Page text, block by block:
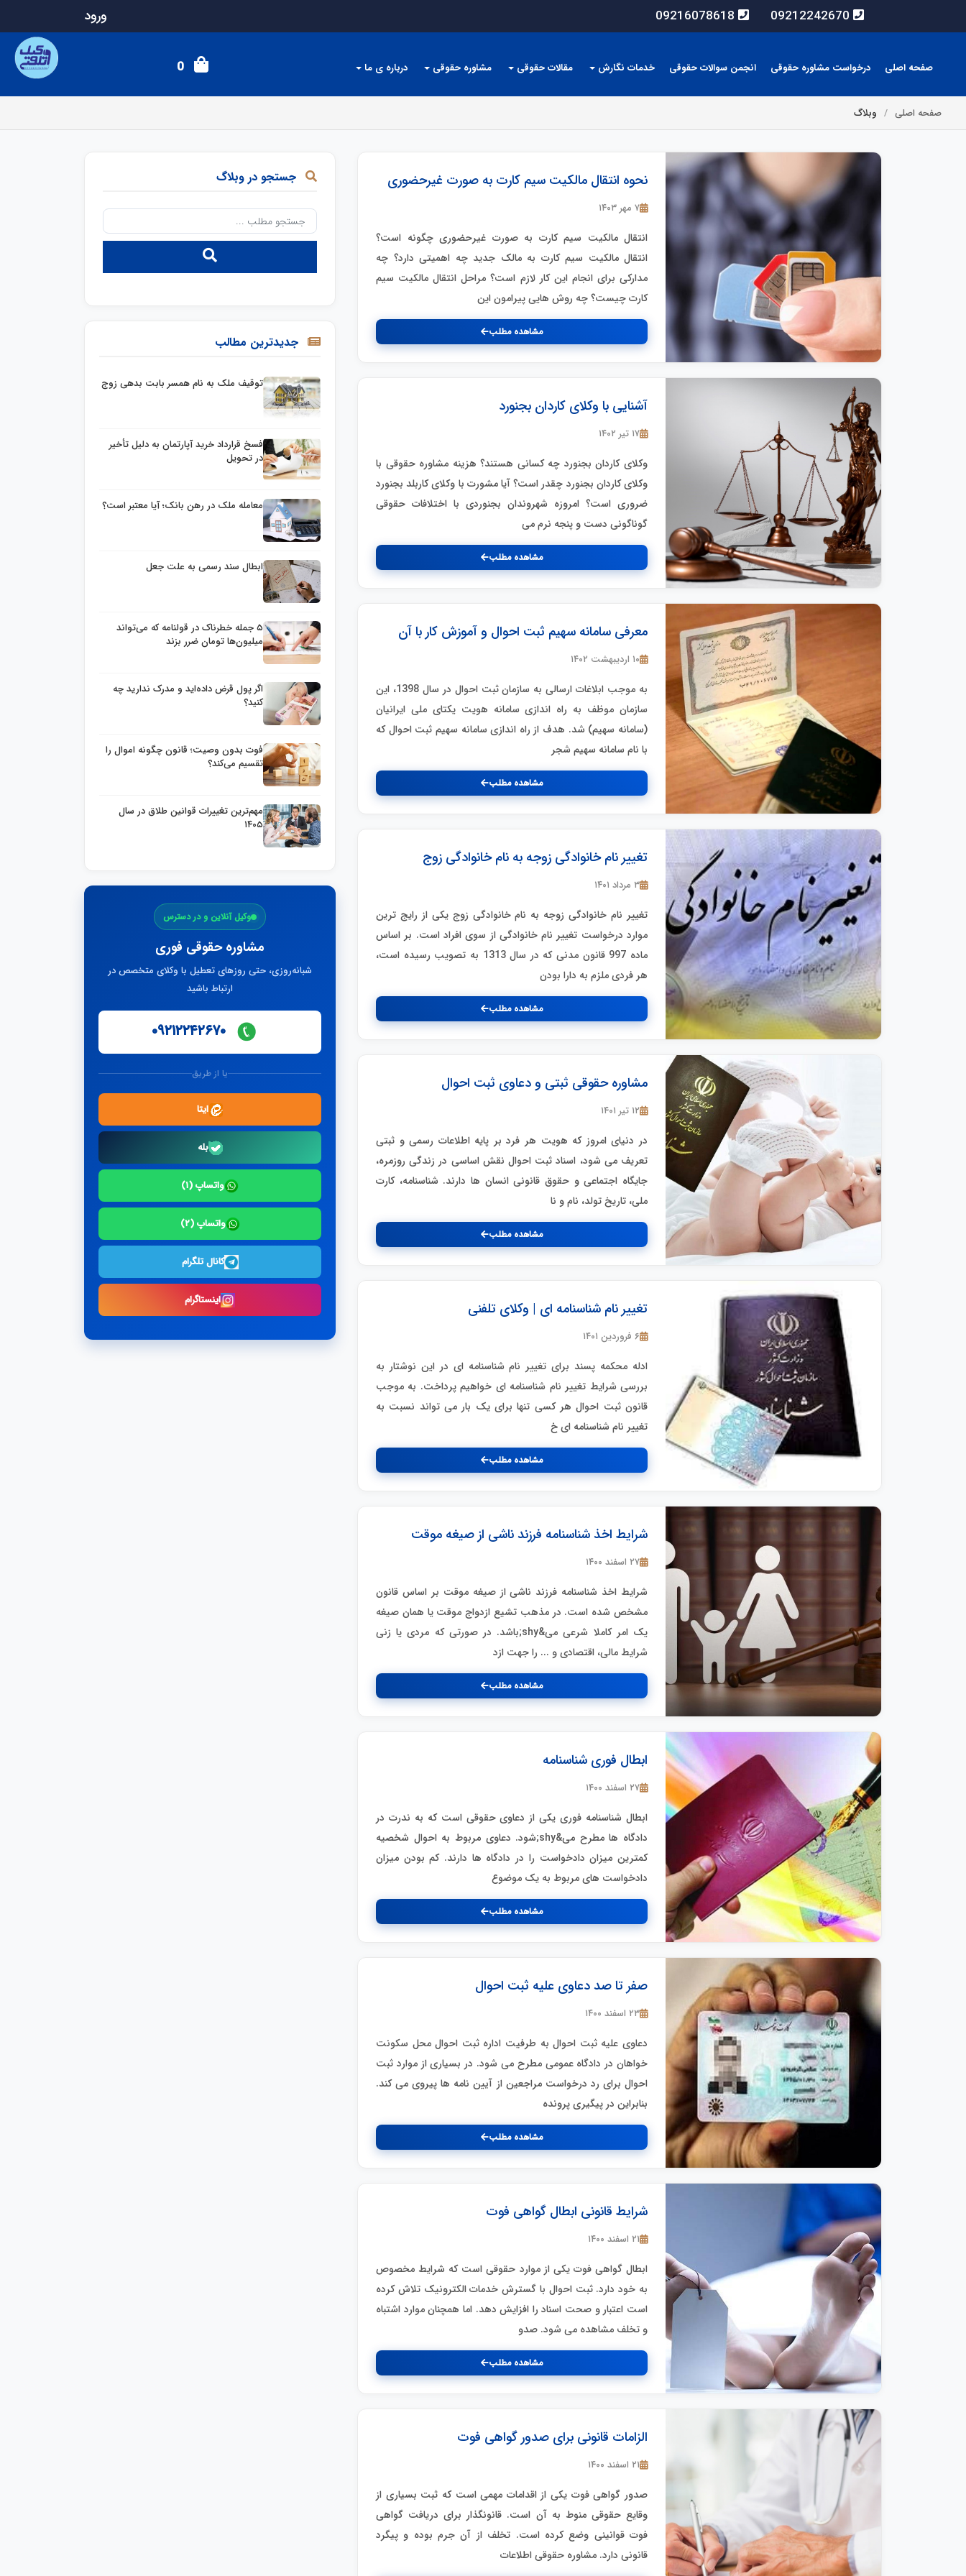
09212242670
09216078618 ورود
صفحه اصلی درخواست مشاوره حقوقی انجمن سوالات حقوقی خدمات نگارش مقالات حقوقی مشاوره حقوقی درباره ی ما 0
صفحه اصلی وبلاگ
نحوه انتقال مالکیت سیم کارت به صورت غیرحضوری
۷ مهر ۱۴۰۳
انتقال مالکیت سیم کارت به صورت غیرحضوری چگونه است؟
انتقال مالکیت سیم کارت به مالک جدید چه اهمیتی دارد؟ چه
مدارکی برای انجام این کار لازم است؟ مراحل انتقال مالکیت سیم
کارت چیست؟ چه روش هایی پیرامون این
مشاهده مطلب
آشنایی با وکلای کاردان بجنورد
۱۷ تیر ۱۴۰۲
وکلای کاردان بجنورد چه کسانی هستند؟ هزینه مشاوره حقوقی با
وکلای کاردان بجنورد چقدر است؟ آیا مشورت با وکلای کاربلد بجنورد
ضروری است؟ امروزه شهروندان بجنوردی با اختلافات حقوقی
گوناگونی دست و پنجه نرم می
مشاهده مطلب
معرفی سامانه سهیم ثبت احوال و آموزش کار با آن
۱۰ اردیبهشت ۱۴۰۲
به موجب ابلاغات ارسالی به سازمان ثبت احوال در سال 1398، این
سازمان موظف به راه اندازی سامانه هویت یکتای ملی ایرانیان
(سامانه سهیم) شد. هدف از راه اندازی سامانه سهیم ثبت احوال که
با نام سامانه سهیم شجر
مشاهده مطلب
تغییر نام خانوادگی زوجه به نام خانوادگی زوج
۳ مرداد ۱۴۰۱
تغییر نام خانوادگی زوجه به نام خانوادگی زوج یکی از رایج ترین
موارد درخواست تغییر نام خانوادگی از سوی افراد است. بر اساس
ماده 997 قانون مدنی که در سال 1313 به تصویب رسیده است،
هر فردی ملزم به دارا بودن
مشاهده مطلب
مشاوره حقوقی ثبتی و دعاوی ثبت احوال
۱۲ تیر ۱۴۰۱
در دنیای امروز که هویت هر فرد بر پایه اطلاعات رسمی و ثبتی
تعریف می شود، اسناد ثبت احوال نقش اساسی در زندگی روزمره،
جایگاه اجتماعی و حقوق قانونی انسان ها دارند. شناسنامه، کارت
ملی، تاریخ تولد، نام و نا
مشاهده مطلب
تغییر نام شناسنامه ای | وکلای تلفنی
۶ فروردین ۱۴۰۱
ادله محکمه پسند برای تغییر نام شناسنامه ای در این نوشتار به
بررسی شرایط تغییر نام شناسنامه ای خواهیم پرداخت. به موجب
قانون ثبت احوال هر کسی تنها برای یک بار می تواند نسبت به
تغییر نام شناسنامه ای خ
مشاهده مطلب
شرایط اخذ شناسنامه فرزند ناشی از صیغه موقت
۲۷ اسفند ۱۴۰۰
شرایط اخذ شناسنامه فرزند ناشی از صیغه موقت بر اساس قانون
مشخص شده است. در مذهب تشیع ازدواج موقت یا همان صیغه
یک امر کاملا شرعی می&shy;باشد. در صورتی که مردی یا زنی
شرایط مالی، اقتصادی و ... را جهت ازد
مشاهده مطلب
ابطال فوری شناسنامه
۲۷ اسفند ۱۴۰۰
ابطال شناسنامه فوری یکی از دعاوی حقوقی است که به ندرت در
دادگاه ها مطرح می&shy;شود. دعاوی مربوط به احوال شخصیه
کمترین میزان دادخواست را در دادگاه ها دارند. کم بودن میزان
دادخواست های مربوط به یک موضوع
مشاهده مطلب
صفر تا صد دعاوی علیه ثبت احوال
۲۳ اسفند ۱۴۰۰
دعاوی علیه ثبت احوال به طرفیت اداره ثبت احوال محل سکونت
خواهان در دادگاه عمومی مطرح می شود. در بسیاری از موارد ثبت
احوال برای رد درخواست مراجعین از آیین نامه ها پیروی می کند.
بنابراین در پیگیری پرونده
مشاهده مطلب
شرایط قانونی ابطال گواهی فوت
۲۱ اسفند ۱۴۰۰
ابطال گواهی فوت یکی از موارد حقوقی است که شرایط مخصوص
به خود دارد. ثبت احوال با گسترش خدمات الکترونیک تلاش کرده
است اعتبار و صحت اسناد را افزایش دهد. اما همچنان موارد اشتباه
و تخلف مشاهده می شود. صدو
مشاهده مطلب
الزامات قانونی برای صدور گواهی فوت
۲۱ اسفند ۱۴۰۰
صدور گواهی فوت یکی از اقدامات مهمی است که ثبت بسیاری از
وقایع حقوقی منوط به آن است. قانونگذار برای دریافت گواهی
فوت قوانینی وضع کرده است. تخلف از آن جرم بوده و پیگرد
قانونی دارد. مشاوره حقوقی اطلاعات
جستجو در وبلاگ
جدیدترین مطالب
توقیف ملک به نام همسر بابت بدهی زوج
فسخ قرارداد خرید آپارتمان به دلیل تأخیر
در تحویل
معامله ملک در رهن بانک؛ آیا معتبر است؟
ابطال سند رسمی به علت جعل
۵ جمله خطرناک در قولنامه که می‌تواند
میلیون‌ها تومان ضرر بزند
اگر پول قرض داده‌اید و مدرک ندارید چه
کنید؟
فوت بدون وصیت؛ قانون چگونه اموال را
تقسیم می‌کند؟
مهم‌ترین تغییرات قوانین طلاق در سال
۱۴۰۵
وکیل آنلاین و در دسترس
مشاوره حقوقی فوری
شبانه‌روزی، حتی روزهای تعطیل با وکلای متخصص در
ارتباط باشید
۰۹۲۱۲۲۴۲۶۷۰
یا از طریق
ایتا
بله
واتساپ (۱)
واتساپ (۲)
کانال تلگرام
اینستاگرام